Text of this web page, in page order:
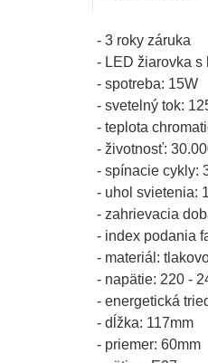
- 3 roky záruka
- LED žiarovka s
- spotreba: 15W
- svetelný tok:
- teplota
- životnosť:
- spínacie cykly:
- uhol svietenia:
- zahrievacia
- index podania
- materiál:
- napätie: 220 -
- energetická
- dĺžka: 117mm
- priemer: 60mm